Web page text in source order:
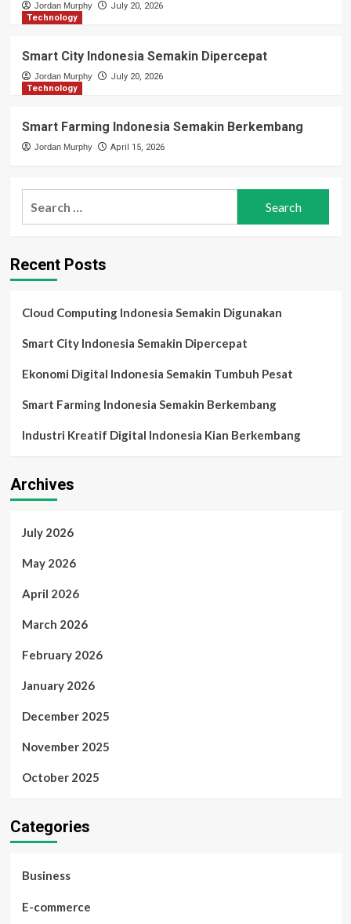
Jordan Murphy
July 20, 2026
Technology
Smart City Indonesia Semakin Dipercepat
Jordan Murphy
July 20, 2026
Technology
Smart Farming Indonesia Semakin Berkembang
Jordan Murphy April 15, 2026
Recent Posts
Cloud Computing Indonesia Semakin Digunakan
Smart City Indonesia Semakin Dipercepat
Ekonomi Digital Indonesia Semakin Tumbuh Pesat
Smart Farming Indonesia Semakin Berkembang
Industri Kreatif Digital Indonesia Kian Berkembang
Archives
July 2026
May 2026
April 2026
March 2026
February 2026
January 2026
December 2025
November 2025
October 2025
Categories
Business
E-commerce